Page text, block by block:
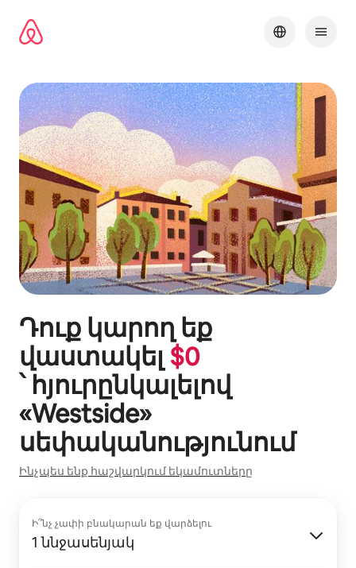
բովանդակությանը
Դուք կարող եք
վաստակել $0
՝ հյուրընկալելով
«Westside»
սեփականությունում
Ինչպես ենք հաշվարկում եկամուտները
Ի՞նչ չափի բնակարան եք վարձելու
1 ննջասենյակ